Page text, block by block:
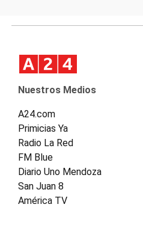
Nuestros Medios
A24.com
Primicias Ya
Radio La Red
FM Blue
Diario Uno Mendoza
San Juan 8
América TV